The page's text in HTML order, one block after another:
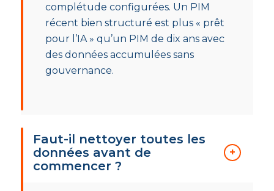
complétude configurées. Un PIM
récent bien structuré est plus « prêt
pour l’IA » qu’un PIM de dix ans avec
des données accumulées sans
gouvernance.
Faut-il nettoyer toutes les
données avant de
commencer ?